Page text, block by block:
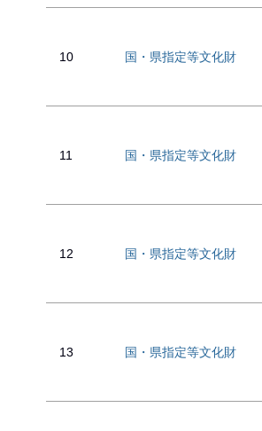
10 国・県指定等文化財
11 国・県指定等文化財
12 国・県指定等文化財
13 国・県指定等文化財